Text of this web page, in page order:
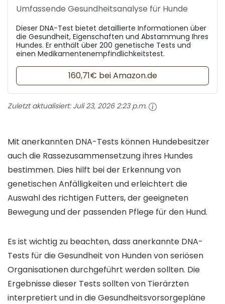
Umfassende Gesundheitsanalyse für Hunde
Dieser DNA-Test bietet detaillierte Informationen über
die Gesundheit, Eigenschaften und Abstammung Ihres
Hundes. Er enthält über 200 genetische Tests und
einen Medikamentenempfindlichkeitstest.
160,71€ bei Amazon.de
Zuletzt aktualisiert: Juli 23, 2026 2:23 p.m.
Mit anerkannten DNA-Tests können Hundebesitzer
auch die Rassezusammensetzung ihres Hundes
bestimmen. Dies hilft bei der Erkennung von
genetischen Anfälligkeiten und erleichtert die
Auswahl des richtigen Futters, der geeigneten
Bewegung und der passenden Pflege für den Hund.
Es ist wichtig zu beachten, dass anerkannte DNA-
Tests für die Gesundheit von Hunden von seriösen
Organisationen durchgeführt werden sollten. Die
Ergebnisse dieser Tests sollten von Tierärzten
interpretiert und in die Gesundheitsvorsorgepläne